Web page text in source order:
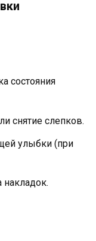
состояния
снятие слепков.
улыбки (при
накладок.